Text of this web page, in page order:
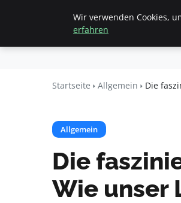
Beyond
Startseite Allgemein Die
Allgemein
Die
Wie unser
Wir verwenden Cookies,
erfahren